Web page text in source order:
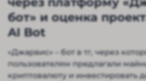
бот» и оценка
AI Bot
«Джарвис» – бот в тг, через
пользователям предлагали
криптовалюту и инвестировать